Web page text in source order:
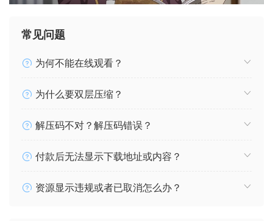
常见问题
为何不能在线观看？
为什么要双层压缩？
解压码不对？解压码错误？
付款后无法显示下载地址或内容？
资源显示违规或者已取消怎么办？